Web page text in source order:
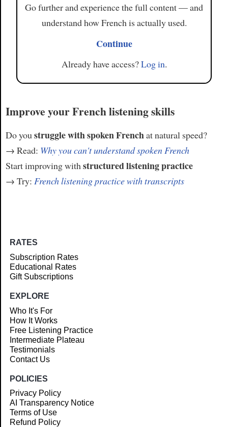
Go further and experience the full content — and
understand how French is actually used.
Continue
Already have access?Log in.
Improve your French listening skills
Do you struggle with spoken Frenchat natural speed?
→ Read: Why you can't understand spoken French
Start improving with structured listening practice
→ Try: French listening practice with transcripts
RATES
Subscription Rates
Educational Rates
Gift Subscriptions
EXPLORE
Who It's For
How It Works
Free Listening Practice
Intermediate Plateau
Testimonials
Contact Us
POLICIES
Privacy Policy
AI Transparency Notice
Terms of Use
Refund Policy